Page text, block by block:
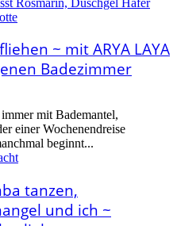
~ mit ARYA LAYA
Badezimmer
mit Bademantel,
einer Wochenendreise
beginnt...
tanzen,
und ich ~